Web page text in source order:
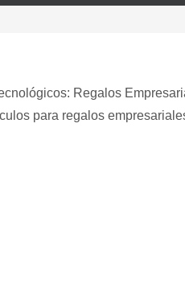
Regalos
para regalos